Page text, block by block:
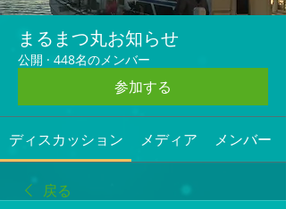
まるまつ丸お知らせ
公開 · 448名のメンバー
参加する
ディスカッション メディア メンバー
戻る